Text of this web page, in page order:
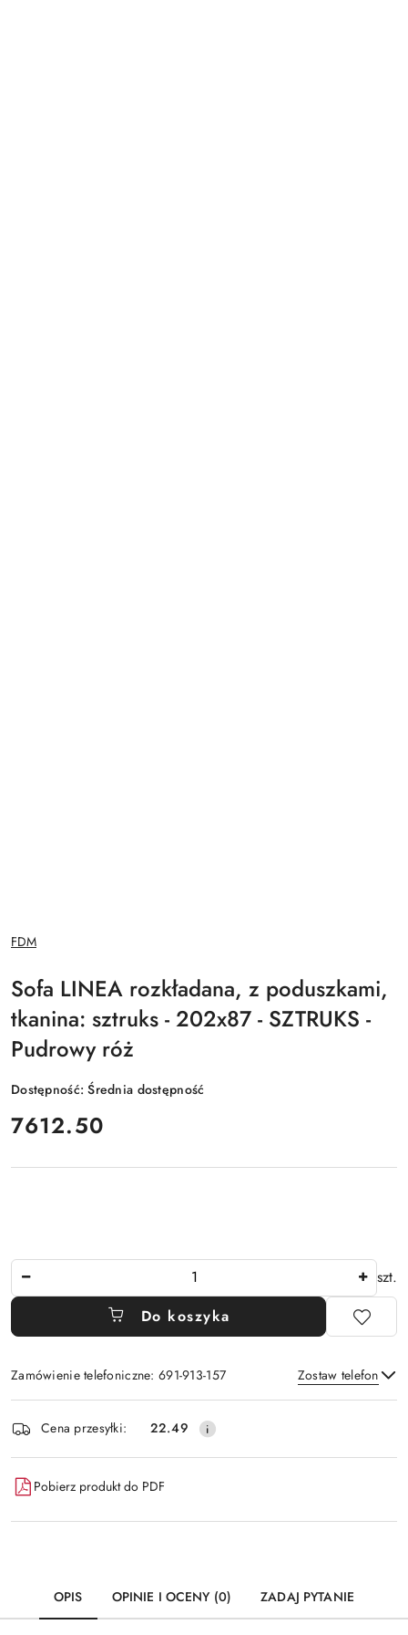
NAZWA
PRODUCENTA:
FDM
Sofa LINEA rozkładana, z poduszkami,
tkanina: sztruks - 202x87 - SZTRUKS -
Pudrowy róż
Dostępność:Średnia dostępność
cena:
7612.50
szt.
Do koszyka
Zamówienie telefoniczne: 691-913-157 Zostaw telefon
Wyślij
Dostępność
i
dostawa
Cena przesyłki: 22.49
Pobierz produkt do PDF
OPIS OPINIE I OCENY (0) ZADAJ PYTANIE